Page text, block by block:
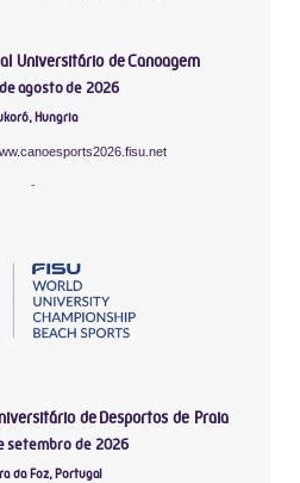
Universitário de Canoagem
agosto de 2026
Hungria
-
de Desportos de Praia
setembro de 2026
da Foz, Portugal